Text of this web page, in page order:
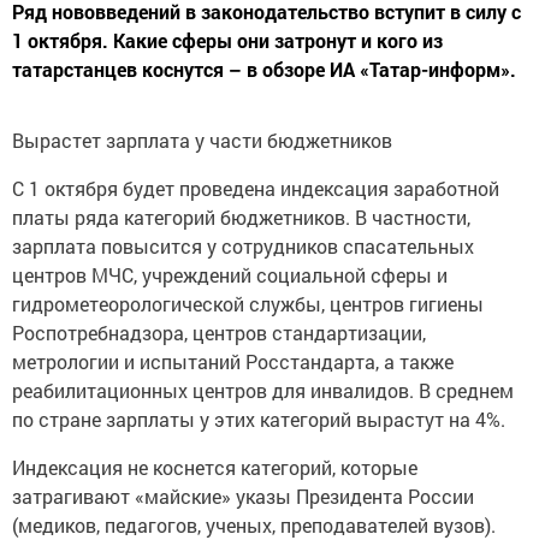
Ряд нововведений в законодательство вступит в силу с
1 октября. Какие сферы они затронут и кого из
татарстанцев коснутся – в обзоре ИА «Татар-информ».
Вырастет зарплата у части бюджетников
С 1 октября будет проведена индексация заработной
платы ряда категорий бюджетников. В частности,
зарплата повысится у сотрудников спасательных
центров МЧС, учреждений социальной сферы и
гидрометеорологической службы, центров гигиены
Роспотребнадзора, центров стандартизации,
метрологии и испытаний Росстандарта, а также
реабилитационных центров для инвалидов. В среднем
по стране зарплаты у этих категорий вырастут на 4%.
Индексация не коснется категорий, которые
затрагивают «майские» указы Президента России
(медиков, педагогов, ученых, преподавателей вузов).